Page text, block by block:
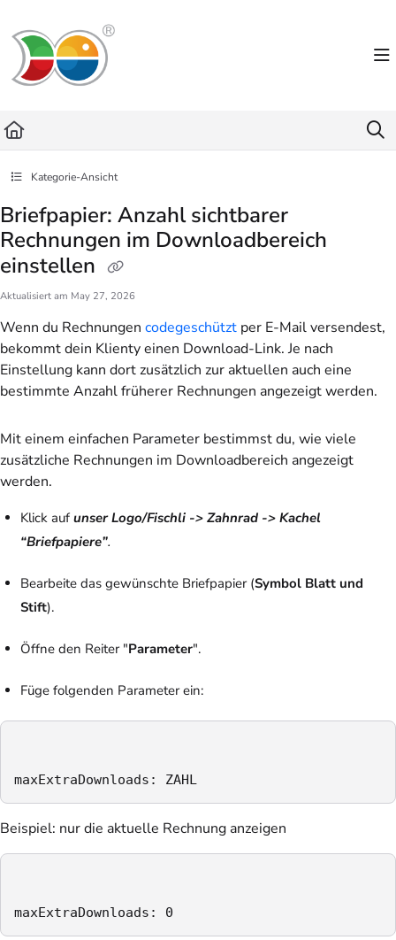
Fetch the complete documentation index at:
Use this file to discover all available pages before exploring further.
Kategorie-Ansicht
Briefpapier: Anzahl sichtbarer
Rechnungen im Downloadbereich
einstellen
Aktualisiert am May 27, 2026
Wenn du Rechnungen codegeschützt per E-Mail versendest,
bekommt dein Klienty einen Download-Link. Je nach
Einstellung kann dort zusätzlich zur aktuellen auch eine
bestimmte Anzahl früherer Rechnungen angezeigt werden.
Mit einem einfachen Parameter bestimmst du, wie viele
zusätzliche Rechnungen im Downloadbereich angezeigt
werden.
Klick auf unser Logo/Fischli -> Zahnrad -> Kachel
“Briefpapiere”.
Bearbeite das gewünschte Briefpapier (Symbol Blatt und
Stift).
Öffne den Reiter "Parameter".
Füge folgenden Parameter ein:
maxExtraDownloads: ZAHL
Beispiel: nur die aktuelle Rechnung anzeigen
maxExtraDownloads: 0